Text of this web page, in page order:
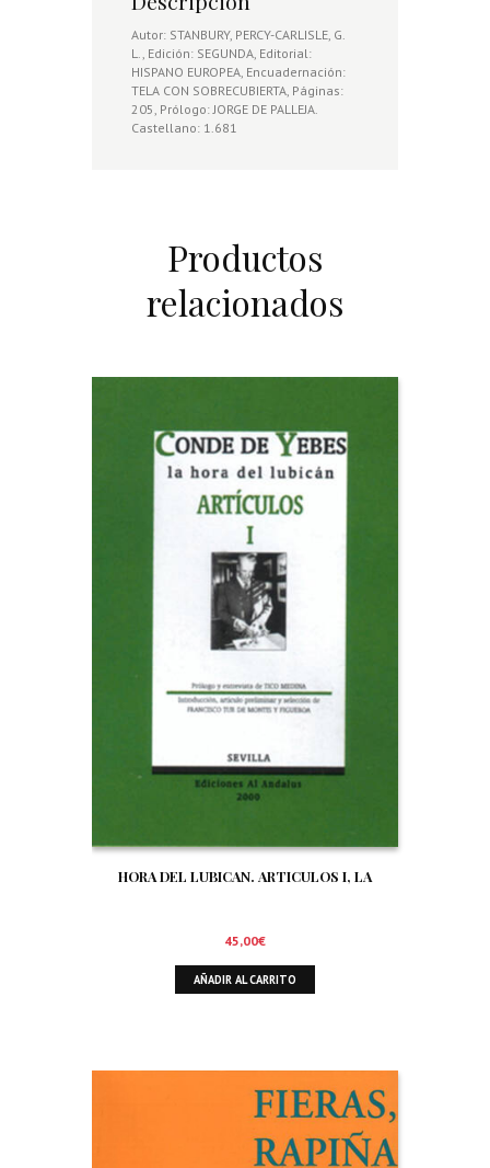
Autor: STANBURY, PERCY-CARLISLE, G.
L., Edición: SEGUNDA, Editorial:
HISPANO EUROPEA, Encuadernación:
TELA CON SOBRECUBIERTA, Páginas:
205, Prólogo: JORGE DE PALLEJA.
Castellano: 1.681
Productos
relacionados
HORA DEL LUBICAN. ARTICULOS I, LA
45,00€
AÑADIR AL CARRITO